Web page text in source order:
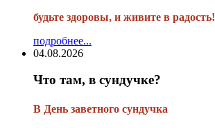
будьте здоровы, и живите в радость!
подробнее...
04.08.2026
Что там, в сундучке?
В День заветного сундучка